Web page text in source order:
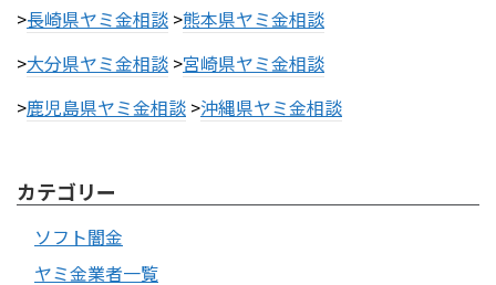
>長崎県ヤミ金相談 >熊本県ヤミ金相談
>大分県ヤミ金相談 >宮崎県ヤミ金相談
>鹿児島県ヤミ金相談 >沖縄県ヤミ金相談
カテゴリー
ソフト闇金
ヤミ金業者一覧